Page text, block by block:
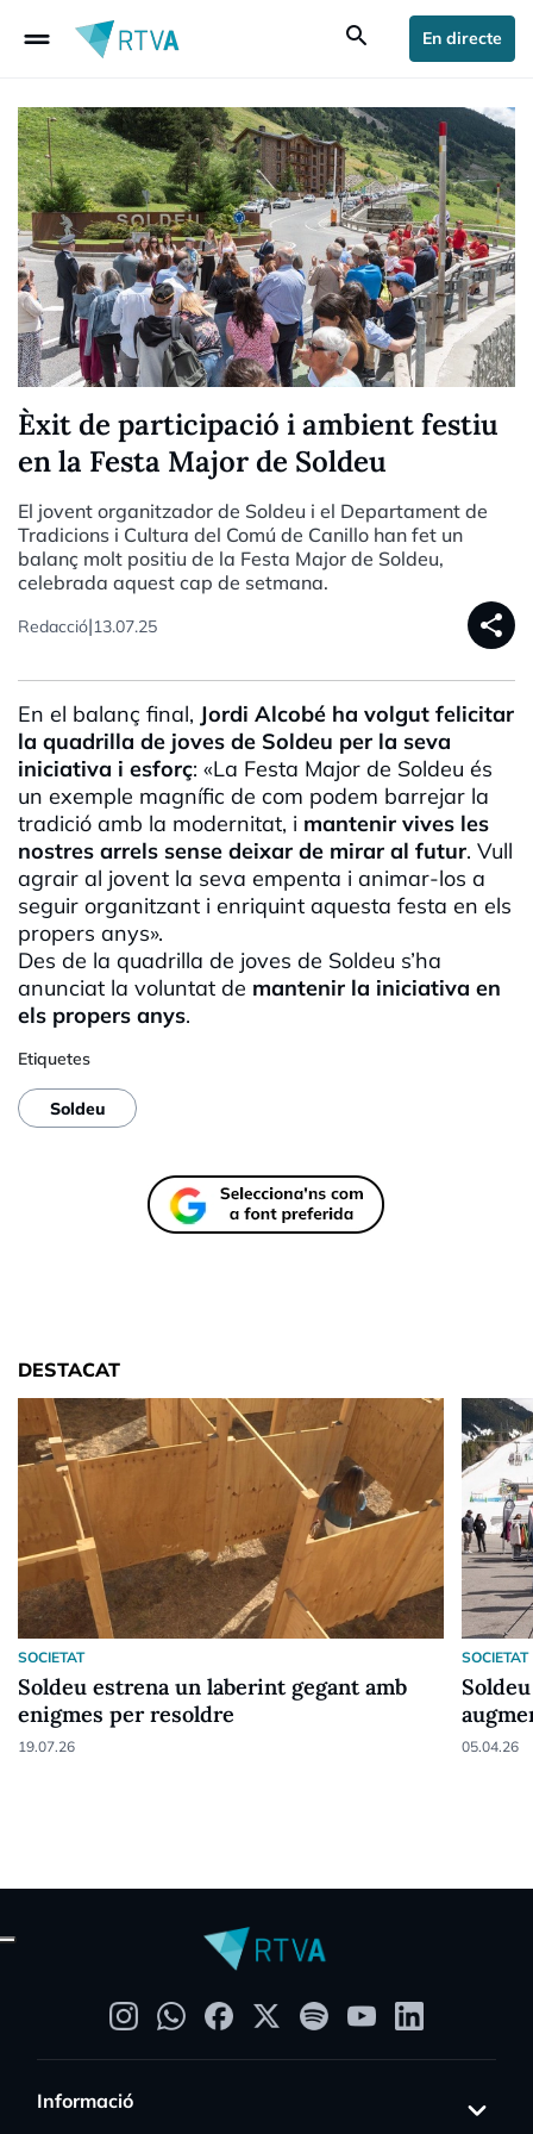
drag_handle search En directe
Èxit de participació i ambient festiu
en la Festa Major de Soldeu
El jovent organitzador de Soldeu i el Departament de
Tradicions i Cultura del Comú de Canillo han fet un
balanç molt positiu de la Festa Major de Soldeu,
celebrada aquest cap de setmana.
Redacció|13.07.25 share
En el balanç final, Jordi Alcobé ha volgut felicitar
la quadrilla de joves de Soldeu per la seva
iniciativa i esforç: «La Festa Major de Soldeu és
un exemple magnífic de com podem barrejar la
tradició amb la modernitat, i mantenir vives les
nostres arrels sense deixar de mirar al futur. Vull
agrair al jovent la seva empenta i animar-los a
seguir organitzant i enriquint aquesta festa en els
propers anys».
Des de la quadrilla de joves de Soldeu s’ha
anunciat la voluntat de mantenir la iniciativa en
els propers anys.
Etiquetes
Soldeu
DESTACAT
SOCIETAT
Soldeu estrena un laberint gegant amb
enigmes per resoldre
19.07.26
SOCIETAT
05.04.26
Informació